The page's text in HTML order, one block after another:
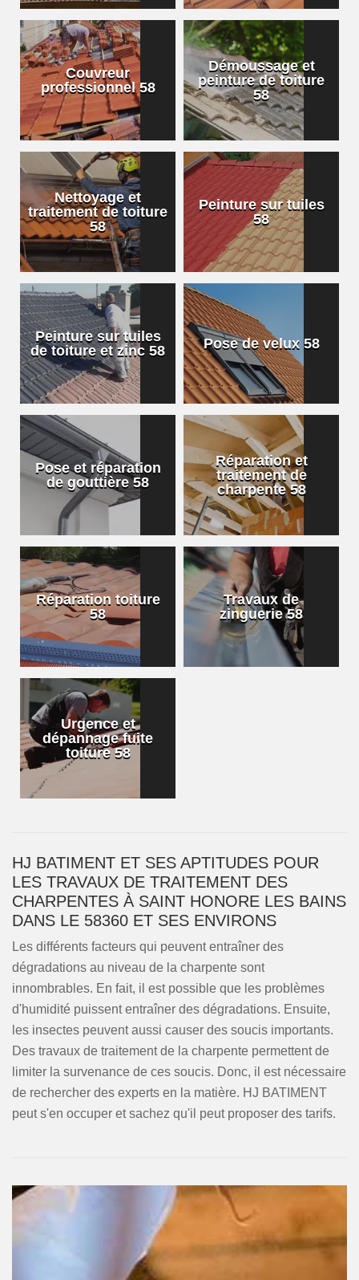
Couvreur
professionnel 58
Démoussage et
peinture de toiture
58
Nettoyage et
traitement de toiture
58
Peinture sur tuiles
58
Peinture sur tuiles
de toiture et zinc 58
Pose de velux 58
Pose et réparation
de gouttière 58
Réparation et
traitement de
charpente 58
Réparation toiture
58
Travaux de
zinguerie 58
Urgence et
dépannage fuite
toiture 58
HJ BATIMENT ET SES APTITUDES POUR
LES TRAVAUX DE TRAITEMENT DES
CHARPENTES À SAINT HONORE LES BAINS
DANS LE 58360 ET SES ENVIRONS
Les différents facteurs qui peuvent entraîner des
dégradations au niveau de la charpente sont
innombrables. En fait, il est possible que les problèmes
d'humidité puissent entraîner des dégradations. Ensuite,
les insectes peuvent aussi causer des soucis importants.
Des travaux de traitement de la charpente permettent de
limiter la survenance de ces soucis. Donc, il est nécessaire
de rechercher des experts en la matière. HJ BATIMENT
peut s'en occuper et sachez qu'il peut proposer des tarifs.